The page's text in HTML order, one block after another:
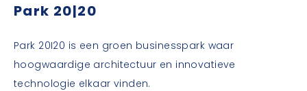
Park 20|20
Park 20I20 is een groen businesspark waar
hoogwaardige architectuur en innovatieve
technologie elkaar vinden.